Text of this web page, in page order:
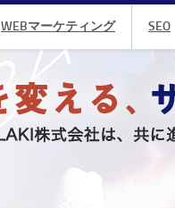
WEBマーケティング SEO